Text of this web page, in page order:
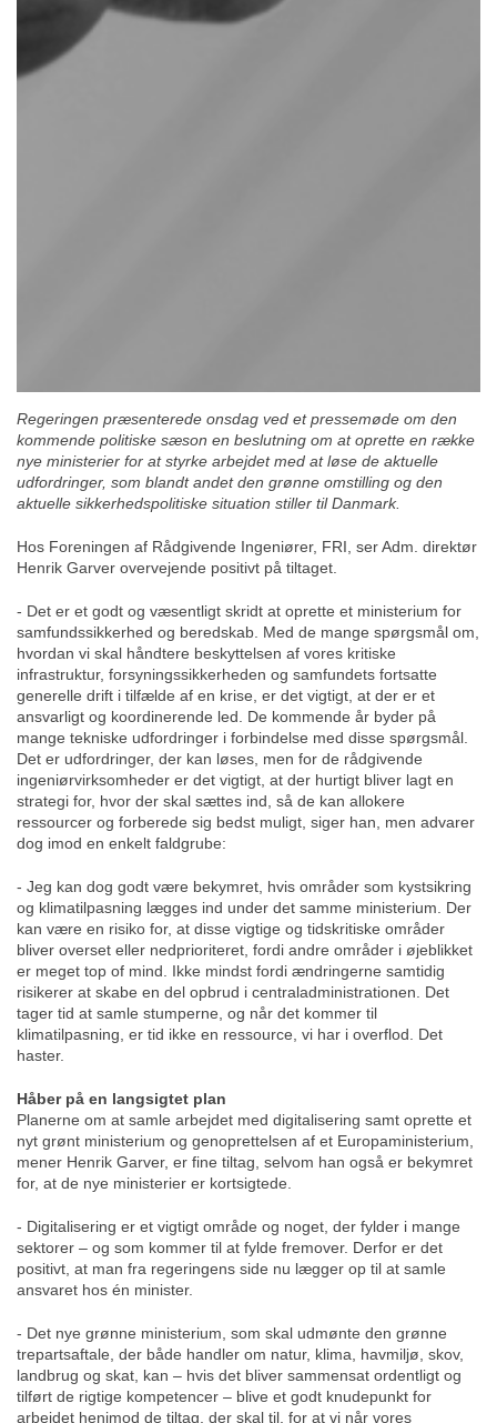
Regeringen præsenterede onsdag ved et pressemøde om den
kommende politiske sæson en beslutning om at oprette en række
nye ministerier for at styrke arbejdet med at løse de aktuelle
udfordringer, som blandt andet den grønne omstilling og den
aktuelle sikkerhedspolitiske situation stiller til Danmark.
Hos Foreningen af Rådgivende Ingeniører, FRI, ser Adm. direktør
Henrik Garver overvejende positivt på tiltaget.
- Det er et godt og væsentligt skridt at oprette et ministerium for
samfundssikkerhed og beredskab. Med de mange spørgsmål om,
hvordan vi skal håndtere beskyttelsen af vores kritiske
infrastruktur, forsyningssikkerheden og samfundets fortsatte
generelle drift i tilfælde af en krise, er det vigtigt, at der er et
ansvarligt og koordinerende led. De kommende år byder på
mange tekniske udfordringer i forbindelse med disse spørgsmål.
Det er udfordringer, der kan løses, men for de rådgivende
ingeniørvirksomheder er det vigtigt, at der hurtigt bliver lagt en
strategi for, hvor der skal sættes ind, så de kan allokere
ressourcer og forberede sig bedst muligt, siger han, men advarer
dog imod en enkelt faldgrube:
- Jeg kan dog godt være bekymret, hvis områder som kystsikring
og klimatilpasning lægges ind under det samme ministerium. Der
kan være en risiko for, at disse vigtige og tidskritiske områder
bliver overset eller nedprioriteret, fordi andre områder i øjeblikket
er meget top of mind. Ikke mindst fordi ændringerne samtidig
risikerer at skabe en del opbrud i centraladministrationen. Det
tager tid at samle stumperne, og når det kommer til
klimatilpasning, er tid ikke en ressource, vi har i overflod. Det
haster.
Håber på en langsigtet plan
Planerne om at samle arbejdet med digitalisering samt oprette et
nyt grønt ministerium og genoprettelsen af et Europaministerium,
mener Henrik Garver, er fine tiltag, selvom han også er bekymret
for, at de nye ministerier er kortsigtede.
- Digitalisering er et vigtigt område og noget, der fylder i mange
sektorer – og som kommer til at fylde fremover. Derfor er det
positivt, at man fra regeringens side nu lægger op til at samle
ansvaret hos én minister.
- Det nye grønne ministerium, som skal udmønte den grønne
trepartsaftale, der både handler om natur, klima, havmiljø, skov,
landbrug og skat, kan – hvis det bliver sammensat ordentligt og
tilført de rigtige kompetencer – blive et godt knudepunkt for
arbejdet henimod de tiltag, der skal til, for at vi når vores